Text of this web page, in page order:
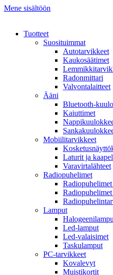
Mene sisältöön
Tuotteet
Suosituimmat
Autotarvikkeet
Kaukosäätimet
Radonmittari
Valvontalaitteet
Ääni
Bluetooth-
Kaiuttimet
Mobiilitarvikkeet
Laturit ja
Varavirtalähteet
Radiopuhelimet
Lamput
Led-lamput
Led-valaisimet
Taskulamput
PC-tarvikkeet
Kovalevyt
Muistikortit